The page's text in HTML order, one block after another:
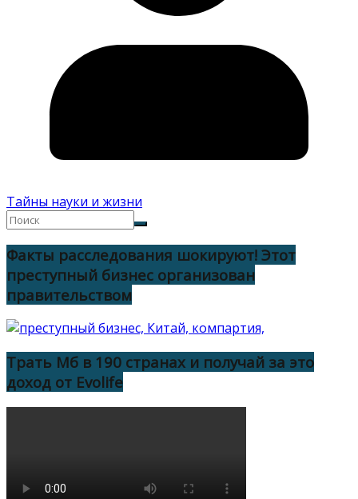
Тайны науки и жизни
Факты расследования шокируют! Этот
преступный бизнес организован
правительством
Трать Мб в 190 странах и получай за это
доход от Evolife